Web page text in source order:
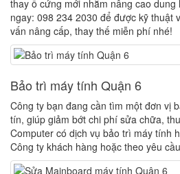
thay ổ cứng mới nhằm nâng cao
ngay: 098 234 2030 để được kỹ thuật
vấn nâng cấp, thay thế miễn phí nhé!
Bảo trì máy tính Quận 6
Công ty bạn đang cần tìm một đơn vị
tín, giúp giảm bớt chi phí sửa chữa,
Computer có dịch vụ bảo trì máy tính
Công ty khách hàng hoặc theo yêu